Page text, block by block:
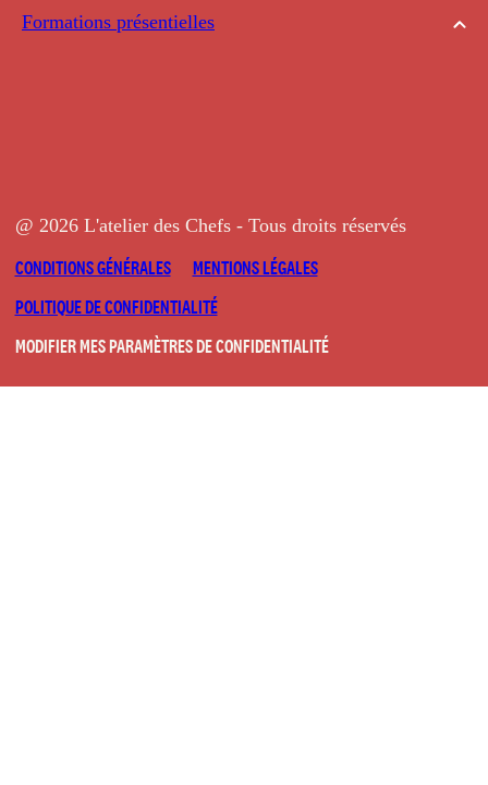
Formations présentielles
@ 2026 L'atelier des Chefs - Tous droits réservés
CONDITIONS GÉNÉRALES
MENTIONS LÉGALES
POLITIQUE DE CONFIDENTIALITÉ
MODIFIER MES PARAMÈTRES DE CONFIDENTIALITÉ